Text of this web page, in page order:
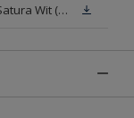
Veiligheidsinformatieblad Rubbol BL Satura Wit (MSDS)